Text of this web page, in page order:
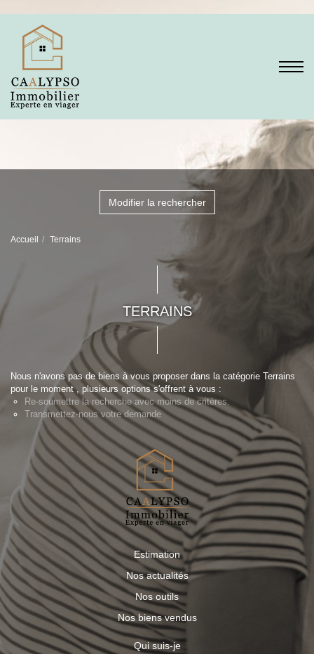
Modifier la rechercher
Accueil Terrains
TERRAINS
Nous n'avons pas de biens à vous proposer dans la catégorie Terrains
pour le moment , plusieurs options s'offrent à vous :
Re-soumettre la recherche avec moins de critères.
Transmettez-nous votre demande
Estimation
Nos actualités
Nos outils
Nos biens vendus
Qui suis-je